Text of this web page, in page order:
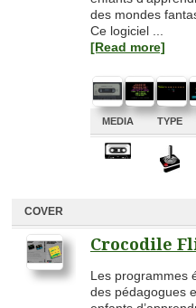
des mondes
Ce logiciel ...
[Read more]
MEDIA TYPE
COVER
Crocodile
Les programmes
des pédagogues